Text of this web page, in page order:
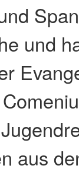
und
aus